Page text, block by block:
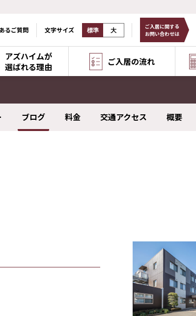
るご質問 文字サイズ 標準 大
ご入居に関する
お問い合わせは
アズハイムが
選ばれる理由
ご入居の流れ
ブログ 料金 交通アクセス 概要